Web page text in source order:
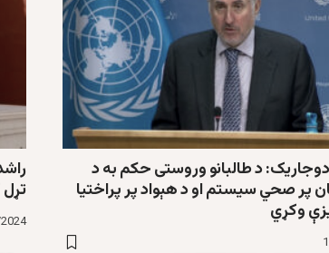
د طالبانو وروستی حکم به د
پر صحي سیستم او د هېواد پر پراختیا
وکړي